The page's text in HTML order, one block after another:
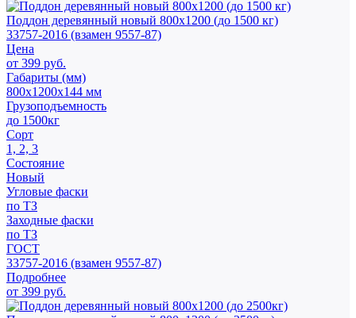
Поддон деревянный новый 800х1200 (до 1500 кг)
33757-2016 (взамен 9557-87)
Цена
от 399 руб.
Габариты (мм)
800х1200х144 мм
Грузоподъемность
до 1500кг
Сорт
1, 2, 3
Состояние
Новый
Угловые фаски
по ТЗ
Заходные фаски
по ТЗ
ГОСТ
33757-2016 (взамен 9557-87)
Подробнее
от 399 руб.